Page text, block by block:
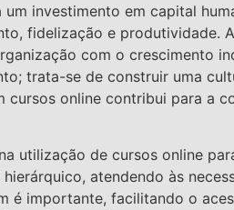
investimento em capital
fidelização e produtividade.
com o crescimento
trata-se de construir uma
online contribui para a
utilização de cursos online
atendendo às
importante, facilitando o